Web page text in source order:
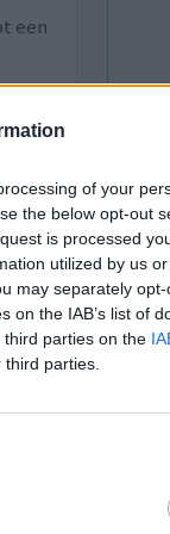
of your
the below opt-out
is processed
utilized by us
may separately
on the IAB’s list of
parties on the
parties.
een